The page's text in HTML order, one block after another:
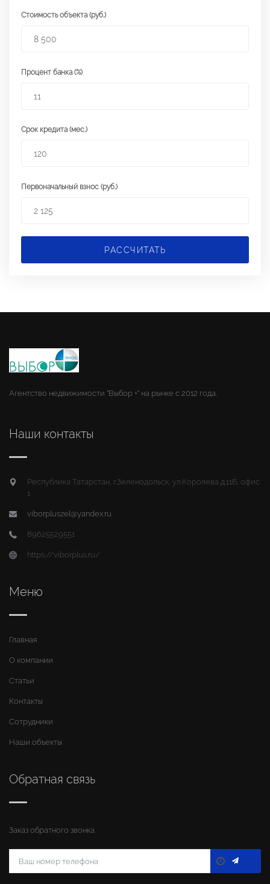
Стоимость объекта (руб.)
Процент банка (%)
Срок кредита (мес.)
Первоначальный взнос (руб.)
РАССЧИТАТЬ
Агентство недвижимости "Выбор +" на рынке с 2012 года.
Наши контакты
Республика Татарстан, г.Зеленодольск, ул.Королева д.11Б, офис
1
viborpluszel@yandex.ru
89625529551
https://viborplus.ru/
Меню
Главная
О компании
Статьи
Контакты
Сотрудники
Наши объекты
Обратная связь
Заказ обратного звонка